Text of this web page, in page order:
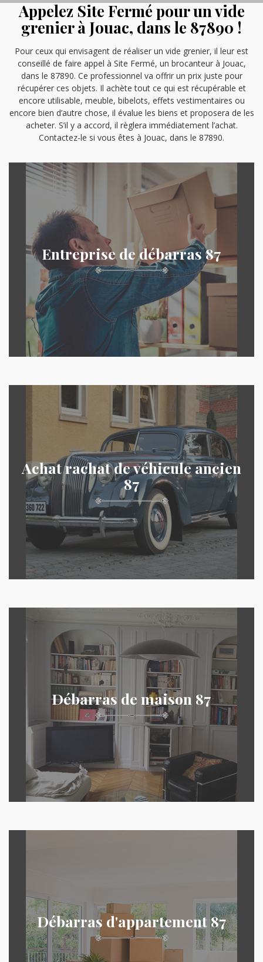
Appelez Site Fermé pour un vide
grenier à Jouac, dans le 87890 !
Pour ceux qui envisagent de réaliser un vide grenier, il leur est
conseillé de faire appel à Site Fermé, un brocanteur à Jouac,
dans le 87890. Ce professionnel va offrir un prix juste pour
récupérer ces objets. Il achète tout ce qui est récupérable et
encore utilisable, meuble, bibelots, effets vestimentaires ou
encore bien d’autre chose, il évalue les biens et proposera de les
acheter. S’il y a accord, il règlera immédiatement l’achat.
Contactez-le si vous êtes à Jouac, dans le 87890.
Entreprise de débarras 87
Achat rachat de véhicule ancien
87
Débarras de maison 87
Débarras d'appartement 87